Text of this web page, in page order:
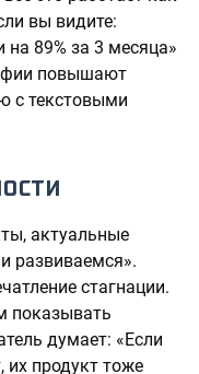
вы видите:
89% за 3 месяца»
повышают
с текстовыми
актуальные
развиваемся».
стагнации.
показывать
думает: «Если
их продукт тоже